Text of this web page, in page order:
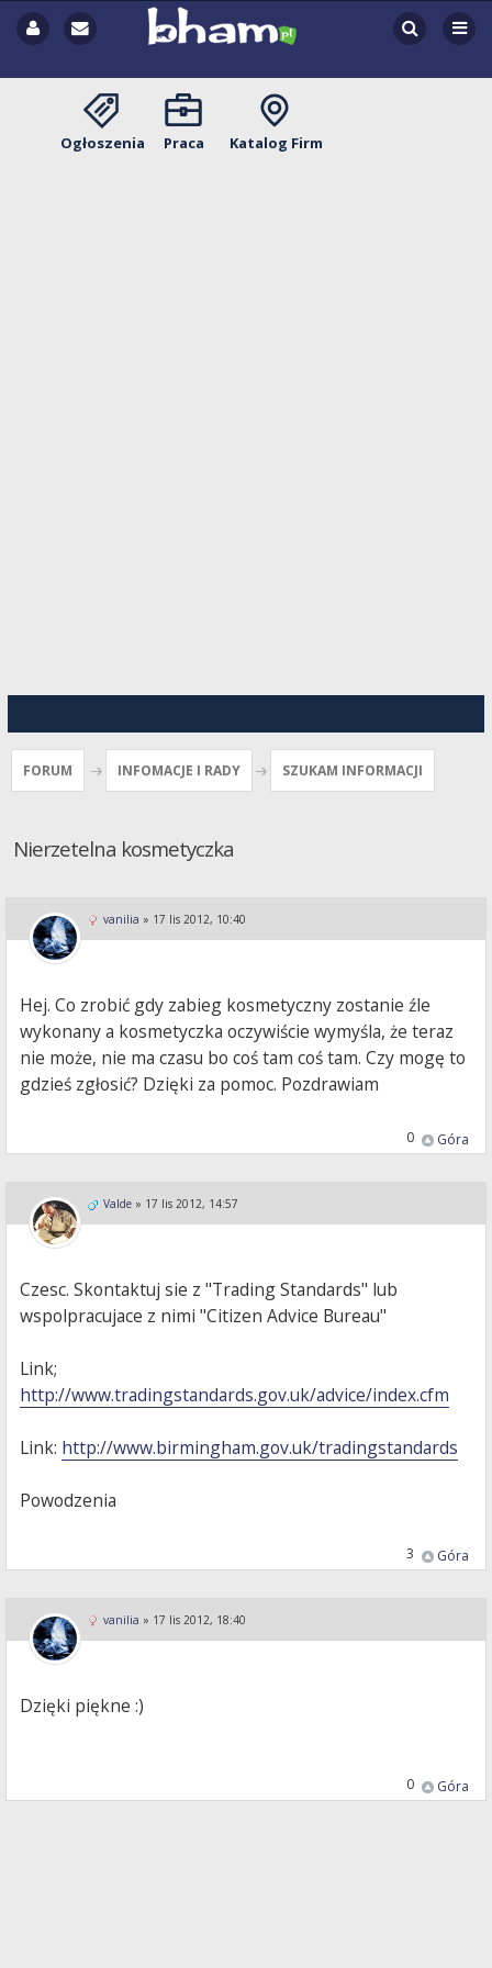
Ogłoszenia Praca Katalog Firm
FORUM INFOMACJE I RADY SZUKAM INFORMACJI
Nierzetelna kosmetyczka
vanilia » 17 lis 2012, 10:40
Hej. Co zrobić gdy zabieg kosmetyczny zostanie źle
wykonany a kosmetyczka oczywiście wymyśla, że teraz
nie może, nie ma czasu bo coś tam coś tam. Czy mogę to
gdzieś zgłosić? Dzięki za pomoc. Pozdrawiam
Góra
0
Valde » 17 lis 2012, 14:57
Czesc. Skontaktuj sie z "Trading Standards" lub
wspolpracujace z nimi "Citizen Advice Bureau"
Link;
http://www.tradingstandards.gov.uk/advice/index.cfm
Link: http://www.birmingham.gov.uk/tradingstandards
Powodzenia
Góra
3
vanilia » 17 lis 2012, 18:40
Dzięki piękne :)
Góra
0